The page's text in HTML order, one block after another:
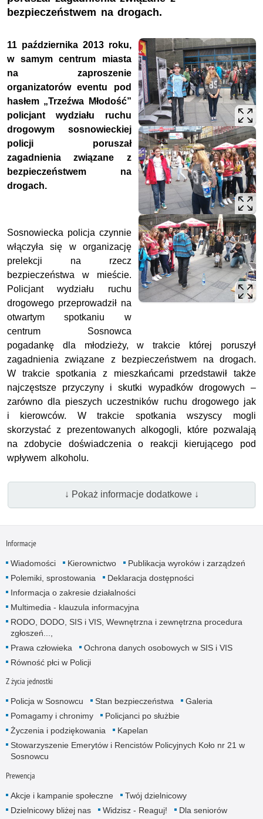
bezpieczeństwem na drogach.
11 października 2013 roku,
w samym centrum miasta
na zaproszenie
organizatorów eventu pod
hasłem „Trzeźwa Młodość”
policjant wydziału ruchu
drogowym sosnowieckiej
policji poruszał
zagadnienia związane z
bezpieczeństwem na
drogach.
Sosnowiecka policja czynnie
włączyła się w organizację
prelekcji na rzecz
bezpieczeństwa w mieście.
Policjant wydziału ruchu
drogowego przeprowadził na
otwartym spotkaniu w
centrum Sosnowca
pogadankę dla młodzieży, w trakcie której poruszył
zagadnienia związane z bezpieczeństwem na drogach.
W trakcie spotkania z mieszkańcami przedstawił także
najczęstsze przyczyny i skutki wypadków drogowych –
zarówno dla pieszych uczestników ruchu drogowego jak
i kierowców. W trakcie spotkania wszyscy mogli
skorzystać z prezentowanych alkogogli, które pozwalają
na zdobycie doświadczenia o reakcji kierującego pod
wpływem alkoholu.
↓ Pokaż informacje dodatkowe ↓
Informacje
Wiadomości Kierownictwo
Publikacja wyroków i zarządzeń
Polemiki, sprostowania
Deklaracja dostępności
Informacja o zakresie działalności
Multimedia - klauzula informacyjna
RODO, DODO, SIS i VIS, Wewnętrzna i zewnętrzna procedura
zgłoszeń...,
Prawa człowieka
Ochrona danych osobowych w SIS i VIS
Równość płci w Policji
Z życia jednostki
Policja w Sosnowcu Stan bezpieczeństwa
Galeria
Pomagamy i chronimy
Policjanci po służbie
Życzenia i podziękowania
Kapelan
Stowarzyszenie Emerytów i Rencistów Policyjnych Koło nr 21 w
Sosnowcu
Prewencja
Akcje i kampanie społeczne
Twój dzielnicowy
Dzielnicowy bliżej nas
Widzisz - Reaguj!
Dla seniorów